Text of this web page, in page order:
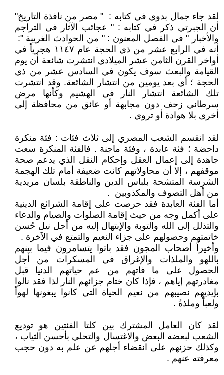
لقد جاء جمال بدوي في كتابه : " مصر من نافذة التاريخ"
أن الجبرتي ذكر في كتابه : " عجائب الآثار في التراجم
والأخبار " في الفصل المعنون : " من الحوادث الغريبة ":
أنه في الرابع عشر من ذي الحجة عام ١١٤٧ هجرياً في
أواخر القرن الثامن عشر الميلادي انتشرت شائعة أن يوم
القيامة والبعث سوف يكون في السادس عشر من ذي
الحجة ؛ أي بعد يومين من انتشار الشائعة. وقد انتشرت
تلك الشائعة انتشار النار في الهشيم وكأنها مرض
سرطاني زحف دون مجابهة أو عائق من محافظة إلى
أخرى بلا هوادة أو تروي .
لقد انقسم الشعب المصري إلى ثلاث فئات : فئة منكرة
داحضة ؛ فئة عابدة ، وفئة ماجنة . فالفئة المنكرة سعت
جاهدة إلى إعمال العقل وإحكام النقل الذي يدعم صحة
موقفهم ، إلا أن محاولاتهم كانت ضعيفة أمام تلك الهجمة
الشرسة المتشحة بلباس الدين والناطقة بلسان مريدية
من أهل التصوف والمكذوبين .
أما الفئة العابدة فقد حرصت على إقامة الشرائع الدينية
على أكمل وجه من حيث إقامة الصلوات والصيام والدعاء
والتذلل إلى الله والتوبة والإبتهال إليه من أجل نيل حُسن
خاتمتهم وحصولهم على جزاء النعيم والتمتع في الآخرة .
وأخيراً أصحاب المجون فقد باتوا يتسامرون فيما بينهم
باللهو والملذات والإغراق في المسكرات من أجل
الحصول على ما فاتهم من عم حياتهم الدنيا قبل
مغادرتهم إياهم ، فإذا كان ختام جزائهم النار لذا فقد نالوا
بإيديهم نصيبهم من نعيم الحياة التي كانوا يبغونها لهواً
ولعباً وملذةً .
لقد كان العامل المشترك بين كلتا الفئتين هو توديع
الشعب لبعضه البعض والاغتسال والتحلي بأحسن الثياب ،
وكذلك حزنهم على انقضاء أجلهم عن علم به دون حجب
معرفته عنهم .